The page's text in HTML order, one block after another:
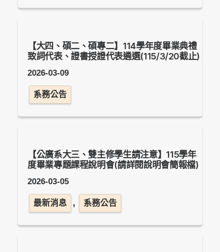
【大四、碩二、碩專二】114學年度畢業典禮
致詞代表、證書授證代表遴選(115/3/20截止)
2026-03-09
系務公告
【公廣系大三、雙主修學生請注意】115學年
度畢業專題課程說明會(請詳閱說明會簡報檔)
2026-03-05
最新消息 , 系務公告